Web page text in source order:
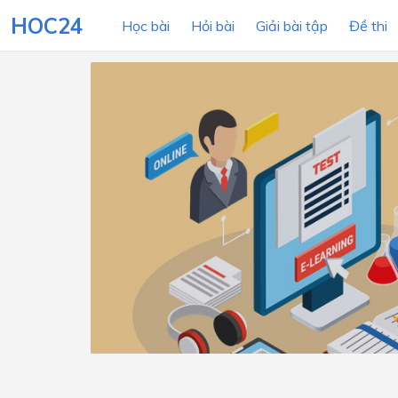
HOC24 Học bài Hỏi bài Giải bài tập Đề thi
LỚP HỌC
Lớp 12
Lớp 8
Lớp 7